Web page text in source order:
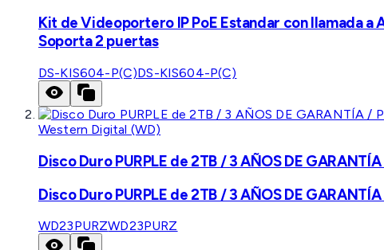
Kit de Videoportero IP PoE Estandar con llamada
Soporta 2 puertas
DS-KIS604-P(C)DS-KIS604-P(C)
Western Digital (WD)
Disco Duro PURPLE de 2TB / 3 AÑOS DE
Disco Duro PURPLE de 2TB / 3 AÑOS DE
WD23PURZWD23PURZ